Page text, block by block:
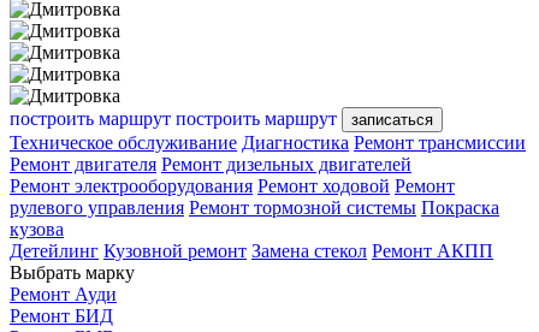
построить маршрут построить маршрут записаться
Техническое обслуживание Диагностика Ремонт трансмиссии
Ремонт двигателя Ремонт дизельных двигателей
Ремонт электрооборудования Ремонт ходовой Ремонт
рулевого управления Ремонт тормозной системы Покраска
кузова
Детейлинг Кузовной ремонт Замена стекол Ремонт АКПП
Выбрать марку
Ремонт Ауди
Ремонт БИД